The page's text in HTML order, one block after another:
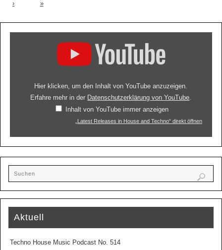
› »
Hier klicken, um den Inhalt von YouTube anzuzeigen.
Erfahre mehr in der Datenschutzerklärung von YouTube.
Inhalt von YouTube immer anzeigen
„Latest Releases in House and Techno“ direkt öffnen
Aktuell
Techno House Music Podcast No. 514